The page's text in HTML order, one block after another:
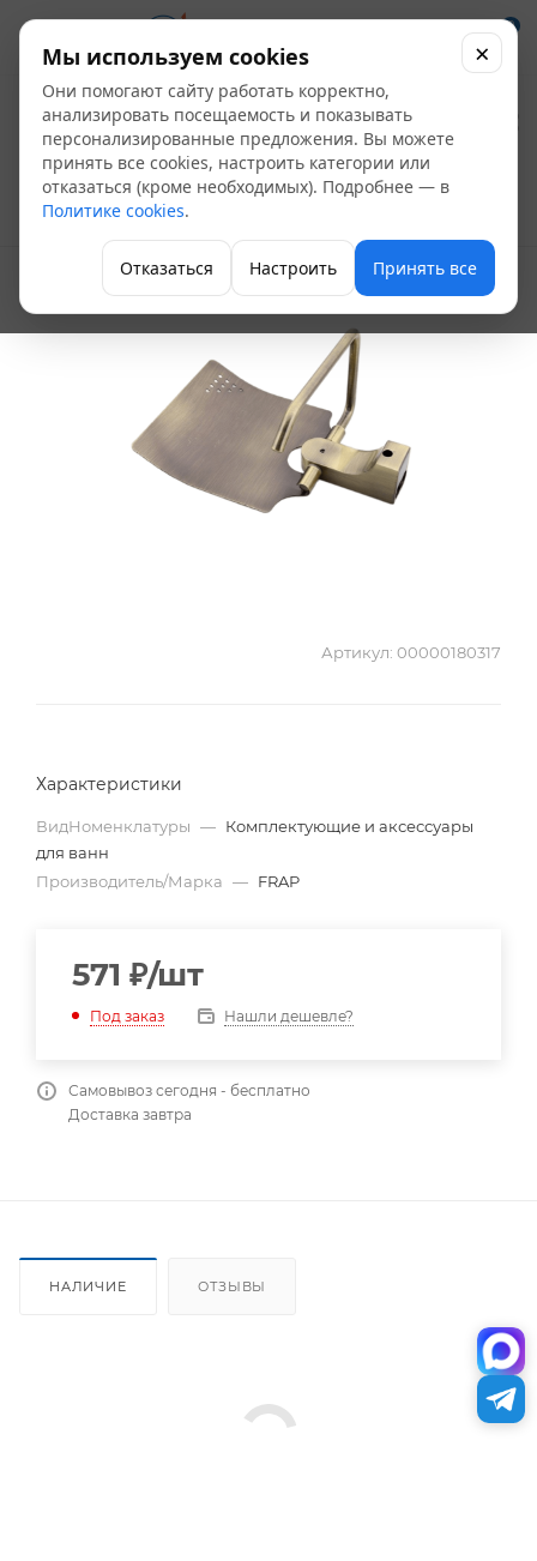
0
Держатель для
бумаги FRAP F1403
Держатели для бумаги, душа, стаканов
Артикул: 00000180317
Характеристики
ВидНоменклатуры — Комплектующие и аксессуары
для ванн
Производитель/Марка — FRAP
571 ₽/шт
Под заказ Нашли дешевле?
Самовывоз сегодня - бесплатно
Доставка завтра
НАЛИЧИЕ ОТЗЫВЫ
Мы используем cookies
Они помогают сайту работать корректно,
анализировать посещаемость и показывать
персонализированные предложения. Вы можете
принять все cookies, настроить категории или
отказаться (кроме необходимых). Подробнее — в
Политике cookies.
Отказаться Настроить Принять все
×